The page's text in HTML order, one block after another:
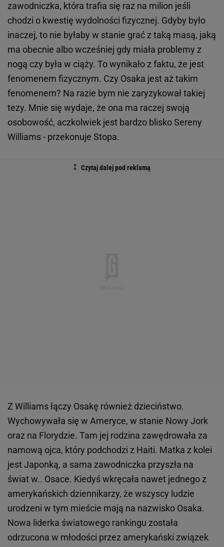
zawodniczka, która trafia się raz na milion jeśli
chodzi o kwestię wydolności fizycznej. Gdyby było
inaczej, to nie byłaby w stanie grać z taką masą, jaką
ma obecnie albo wcześniej gdy miała problemy z
nogą czy była w ciąży. To wynikało z faktu, że jest
fenomenem fizycznym. Czy Osaka jest aż takim
fenomenem? Na razie bym nie zaryzykował takiej
tezy. Mnie się wydaje, że ona ma raczej swoją
osobowość, aczkolwiek jest bardzo blisko Sereny
Williams - przekonuje Stopa.
Z Williams łączy Osakę również dzieciństwo.
Wychowywała się w Ameryce, w stanie Nowy Jork
oraz na Florydzie. Tam jej rodzina zawędrowała za
namową ojca, który podchodzi z Haiti. Matka z kolei
jest Japonką, a sama zawodniczka przyszła na
świat w.. Osace. Kiedyś wkręcała nawet jednego z
amerykańskich dziennikarzy, że wszyscy ludzie
urodzeni w tym mieście mają na nazwisko Osaka.
Nowa liderka światowego rankingu została
odrzucona w młodości przez amerykański związek